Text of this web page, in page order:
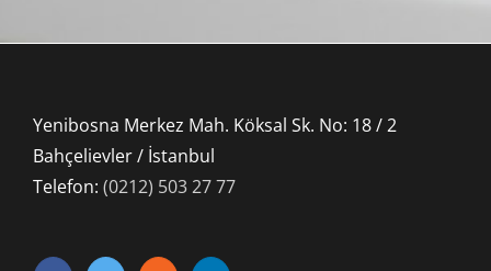
Yenibosna Merkez Mah. Köksal Sk. No: 18 / 2
Bahçelievler / İstanbul
Telefon: (0212) 503 27 77